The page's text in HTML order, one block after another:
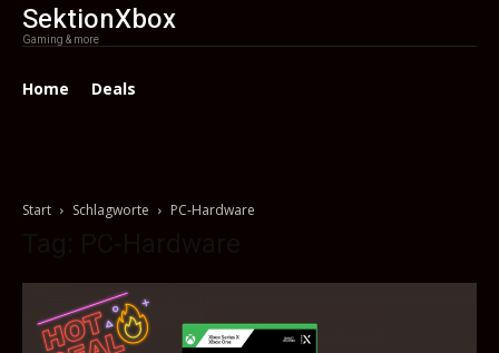
SektionXbox
Gaming & more
Home Deals
Start Schlagworte PC-Hardware